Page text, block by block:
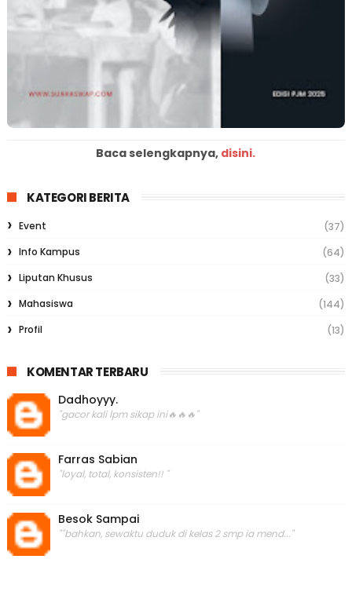
Baca selengkapnya, disini.
KATEGORI BERITA
Event
(37)
Info Kampus
(64)
Liputan Khusus
(33)
Mahasiswa
(144)
Profil
(13)
KOMENTAR TERBARU
Dadhoyyy.
"gacor kali lpm sikap ini🔥🔥🔥"
Farras Sabian
"loyal, total, konsisten!! "
Besok Sampai
""bahkan, sewaktu duduk di kelas 2 smp ia mend..."